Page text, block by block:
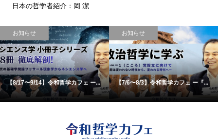
日本の哲学者紹介：岡 潔
お知らせ
【8/17〜9/14】令和哲学カフェ ー...
お知らせ
【7/6〜8/3】令和哲学カフェ ー『...